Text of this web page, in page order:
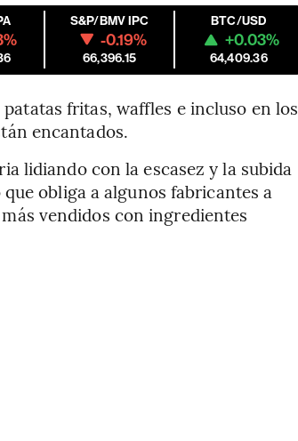
S&P/BMV IPC
-0.19%
66,396.15
BTC/USD
+0.03%
64,409.36
fritas, waffles e incluso en los
encantados.
lidiando con la escasez y la subida
obliga a algunos fabricantes a
vendidos con ingredientes